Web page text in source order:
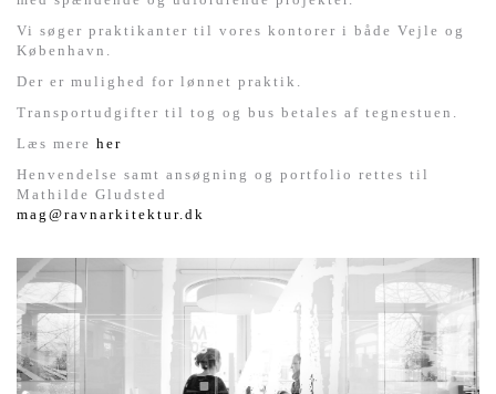
Vi søger praktikanter til vores kontorer i både Vejle og
København.
Der er mulighed for lønnet praktik.
Transportudgifter til tog og bus betales af tegnestuen.
Læs mere her
Henvendelse samt ansøgning og portfolio rettes til
Mathilde Gludsted
mag@ravnarkitektur.dk